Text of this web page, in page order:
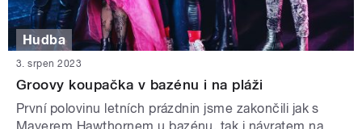
Hudba
3. srpen 2023
Groovy koupačka v bazénu i na pláži
První polovinu letních prázdnin jsme zakončili jak s